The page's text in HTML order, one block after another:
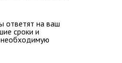
ответят на ваш
сроки и